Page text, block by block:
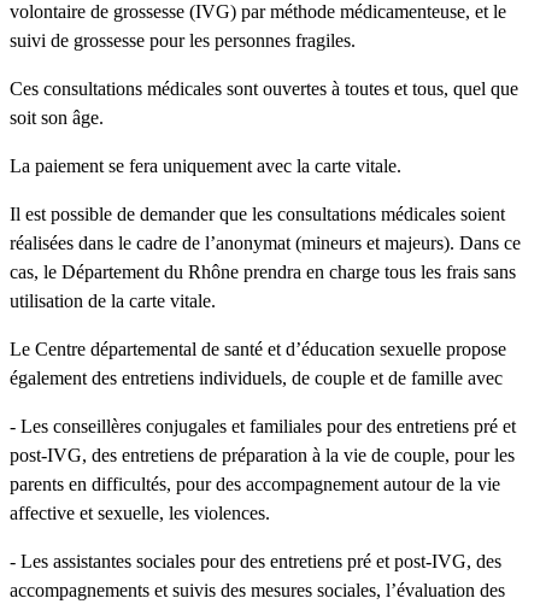
volontaire de grossesse (IVG) par méthode médicamenteuse, et le
suivi de grossesse pour les personnes fragiles.
Ces consultations médicales sont ouvertes à toutes et tous, quel que
soit son âge.
La paiement se fera uniquement avec la carte vitale.
Il est possible de demander que les consultations médicales soient
réalisées dans le cadre de l’anonymat (mineurs et majeurs). Dans ce
cas, le Département du Rhône prendra en charge tous les frais sans
utilisation de la carte vitale.
Le Centre départemental de santé et d’éducation sexuelle propose
également des entretiens individuels, de couple et de famille avec
- Les conseillères conjugales et familiales pour des entretiens pré et
post-IVG, des entretiens de préparation à la vie de couple, pour les
parents en difficultés, pour des accompagnement autour de la vie
affective et sexuelle, les violences.
- Les assistantes sociales pour des entretiens pré et post-IVG, des
accompagnements et suivis des mesures sociales, l’évaluation des